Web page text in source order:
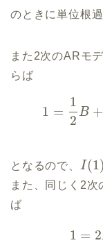
のときに単位根
また2次のARモ
らば
1 =
1
2
B +
となるので、 I(1)
また、同じく2次
ば
1 = 2